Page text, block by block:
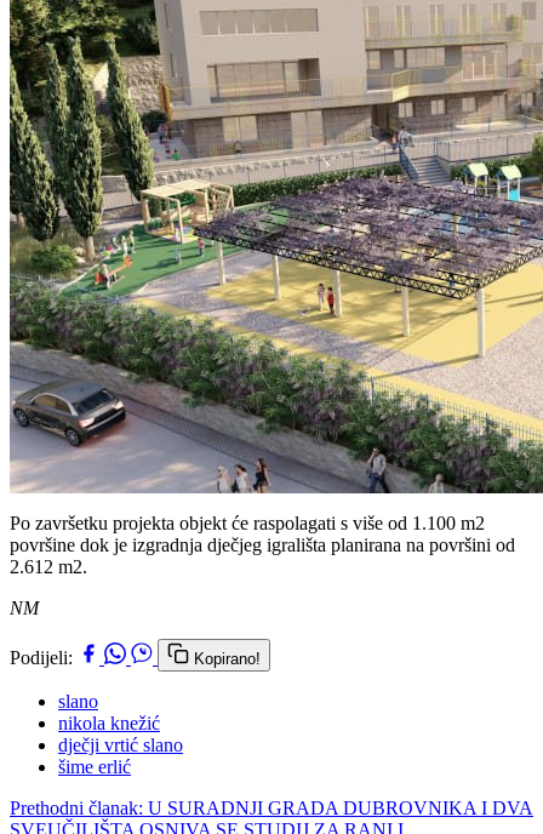
Po završetku projekta objekt će raspolagati s više od 1.100 m2
površine dok je izgradnja dječjeg igrališta planirana na površini od
2.612 m2.
NM
Podijeli: Kopirano!
slano
nikola knežić
dječji vrtić slano
šime erlić
Prethodni članak: U SURADNJI GRADA DUBROVNIKA I DVA
SVEUČILIŠTA OSNIVA SE STUDIJ ZA RANI I